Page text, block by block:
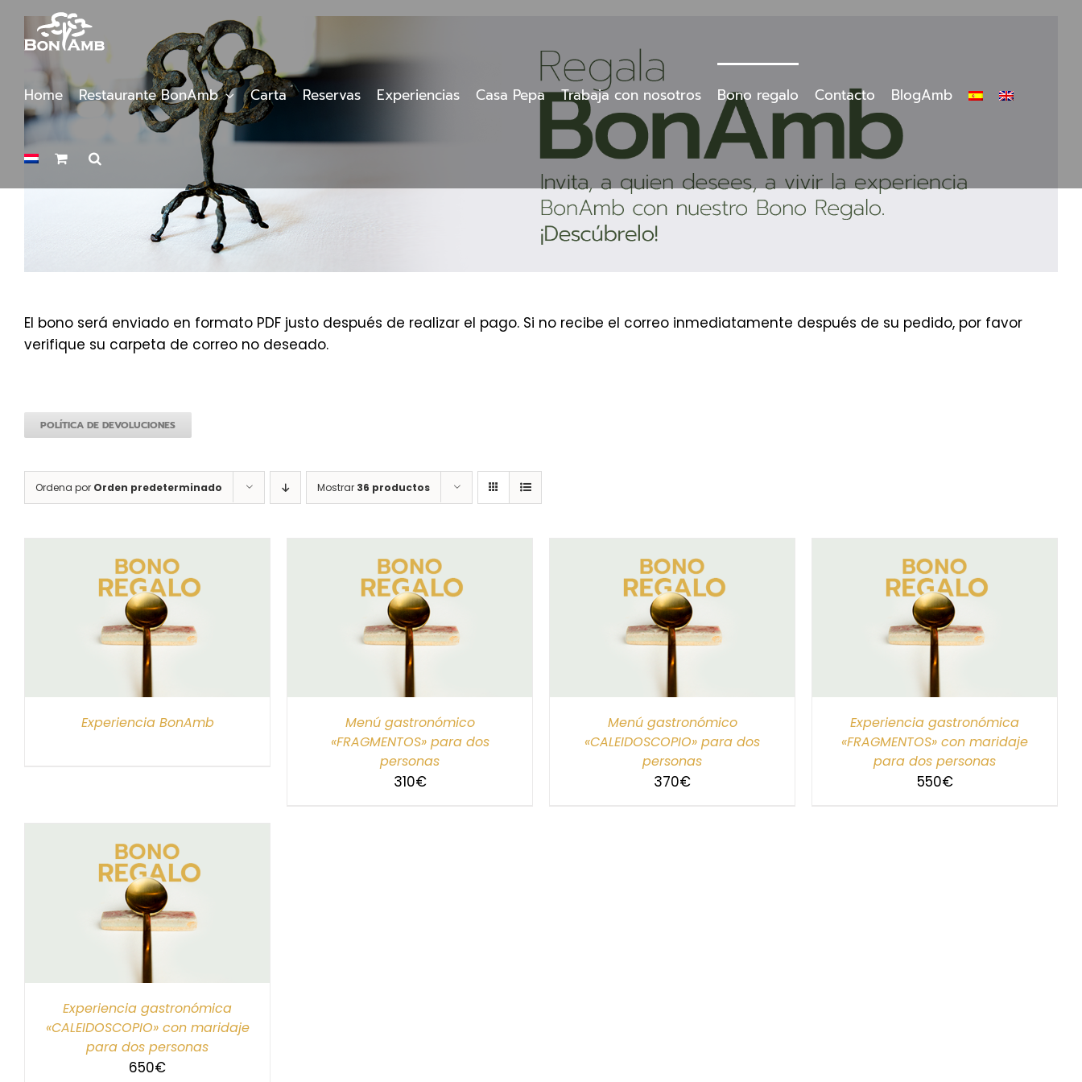
contenido
Home Restaurante BonAmb Carta Reservas Experiencias Casa Pepa Trabaja con nosotros Bono regalo Contacto BlogAmb
El bono será enviado en formato PDF justo después de realizar el pago. Si no recibe el correo inmediatamente después de su pedido, por favor
verifique su carpeta de correo no deseado.
POLÍTICA DE DEVOLUCIONES
Ordena por Orden predeterminado Mostrar 36 productos
Experiencia BonAmb
SELECCIONAR IMPORTE
Menú gastronómico
«FRAGMENTOS» para dos
personas
310€
SELECCIONAR IMPORTE
Menú gastronómico
«CALEIDOSCOPIO» para dos
personas
370€
SELECCIONAR IMPORTE
Experiencia gastronómica
«FRAGMENTOS» con maridaje
para dos personas
550€
Experiencia gastronómica
«CALEIDOSCOPIO» con maridaje
para dos personas
650€